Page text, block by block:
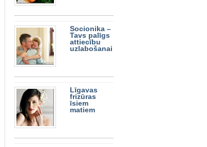
Socionika –
Tavs palīgs
attiecību
uzlabošanai
Līgavas
frizūras
īsiem
matiem